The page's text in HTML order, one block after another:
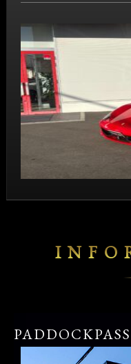
PADDOCKPASS